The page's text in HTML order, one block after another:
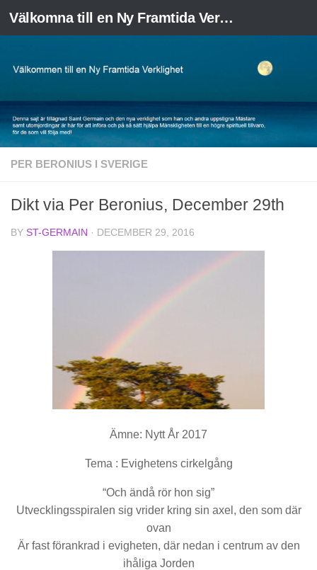
Skip to content Välkomna till en Ny Framtida Verklighet
PER BERONIUS I SVERIGE
Dikt via Per Beronius, December 29th
BY ST-GERMAIN · DECEMBER 29, 2016
Ämne: Nytt År 2017
Tema : Evighetens cirkelgång
“Och ändå rör hon sig”
Utvecklingsspiralen sig vrider kring sin axel, den som där
ovan
Är fast förankrad i evigheten, där nedan i centrum av den
ihåliga Jorden